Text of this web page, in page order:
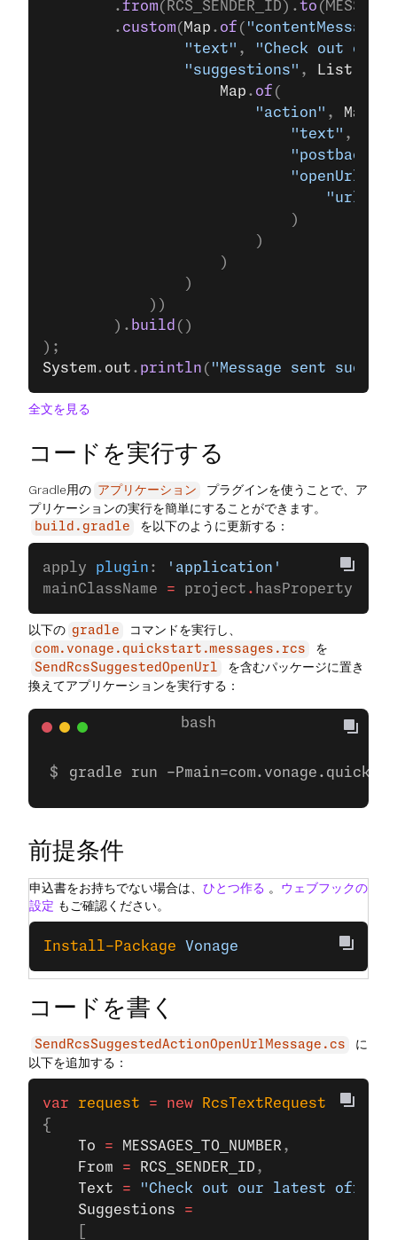
		.
from(RCS_SENDER_ID).to
		.
custom( Map . of ( "contentMessage"
				"text"
,
"Check out
				"suggestions"
, List
					Map
. of (
						"action"
, Map
							"text"
,
								"url"
							)
						)
					)
				)
			))
		).
build ()
);
System. out . println ( "Message sent
全文を見る
コードを実行する
Gradle用の アプリケーション
プラグインを使うことで、ア
プリケーションの実行を簡単にすることができます。
build.gradle を以下のように更新する：
apply plugin :
'application'
mainClassName = project . hasProperty(
以下の gradle コマンドを実行し、
com.vonage.quickstart.messages.rcs を
SendRcsSuggestedOpenUrl
を含むパッケージに置き
換えてアプリケーションを実行する：
gradle run -
前提条件
申込書をお持ちでない場合は、 ひとつ作る 。 ウェブフックの
設定 もご確認ください。
Install-Package Vonage
コードを書く
SendRcsSuggestedActionOpenUrlMessage.cs
に
以下を追加する：
var request = new RcsTextRequest
{
    To
= MESSAGES_TO_NUMBER ,
    From
= RCS_SENDER_ID ,
    Text
= "Check out our latest
    Suggestions
=